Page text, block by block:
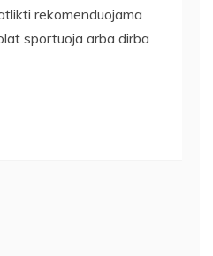
rekomenduojama
sportuoja arba dirba